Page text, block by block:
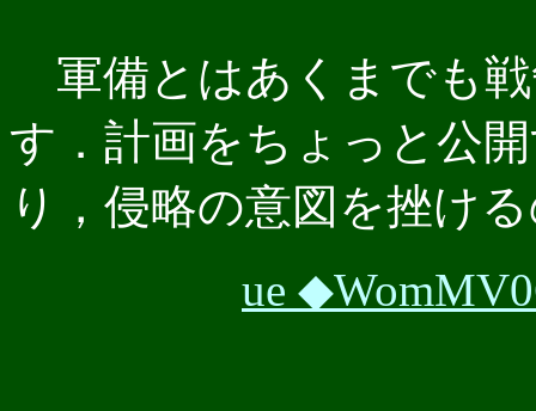
軍備とはあくまでも
す．計画をちょっと公
り，侵略の意図を挫け
ue